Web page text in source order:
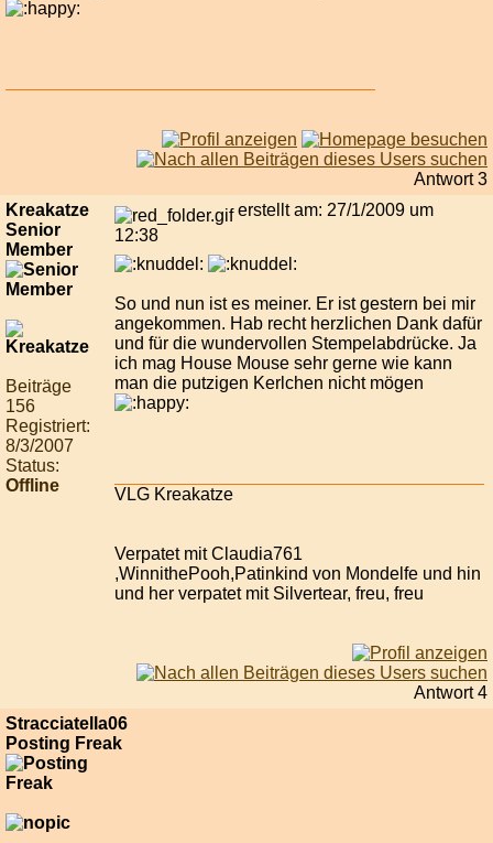
Antwort 3
Kreakatze
Senior
Member
Beiträge
156
Registriert:
8/3/2007
Status:
Offline
erstellt am: 27/1/2009 um
12:38
So und nun ist es meiner. Er ist gestern bei mir
angekommen. Hab recht herzlichen Dank dafür
und für die wundervollen Stempelabdrücke. Ja
ich mag House Mouse sehr gerne wie kann
man die putzigen Kerlchen nicht mögen
VLG Kreakatze
Verpatet mit Claudia761
,WinnithePooh,Patinkind von Mondelfe und hin
und her verpatet mit Silvertear, freu, freu
Antwort 4
Stracciatella06
Posting Freak